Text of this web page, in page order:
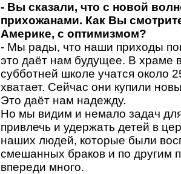
- Вы сказали, что с новой
прихожанами. Как Вы
Америке, с оптимизмом?
- Мы рады, что наши приходы
это даёт нам будущее. В храме
субботней школе учатся около
хватает. Сейчас они купили
Это даёт нам надежду.
Но мы видим и немало задач
привлечь и удержать детей в
наших людей, которые были
смешанных браков и по другим
впереди много.